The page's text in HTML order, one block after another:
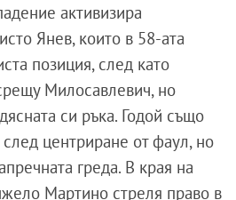
активизира
Янев, които в 58-ата
позиция, след като
Милосавлевич, но
си ръка. Годой също
центриране от фаул, но
греда. В края на
Мартино стреля право в